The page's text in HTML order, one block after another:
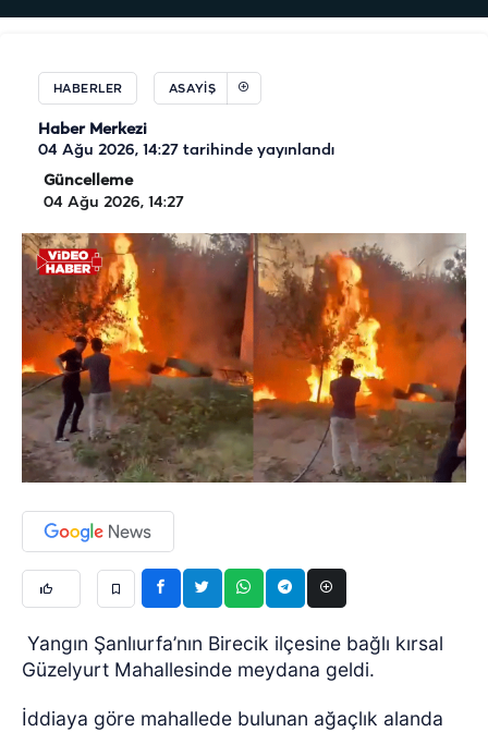
HABERLER ASAYIŞ
Haber Merkezi
04 Ağu 2026, 14:27 tarihinde yayınlandı
Güncelleme
04 Ağu 2026, 14:27
Yangın Şanlıurfa’nın Birecik ilçesine bağlı kırsal
Güzelyurt Mahallesinde meydana geldi.
İddiaya göre mahallede bulunan ağaçlık alanda